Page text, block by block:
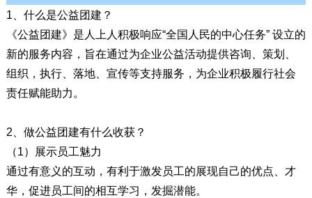
1、什么是公益团建？
《公益团建》是人上人积极响应“全国人民的中心任务” 设立的
新的服务内容，旨在通过为企业公益活动提供咨询、策划、
组织，执行、落地、宣传等支持服务，为企业积极履行社会
责任赋能助力。
2、做公益团建有什么收获？
（1）展示员工魅力
通过有意义的互动，有利于激发员工的展现自己的优点、才
华，促进员工间的相互学习，发掘潜能。